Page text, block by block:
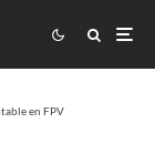
en FPV